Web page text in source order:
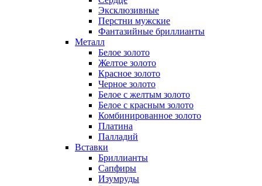
Эксклюзивные
Перстни мужские
Фантазийные бриллианты
Металл
Белое золото
Желтое золото
Красное золото
Черное золото
Белое с желтым золото
Белое с красным золото
Комбинированное золото
Платина
Палладий
Вставки
Бриллианты
Сапфиры
Изумруды